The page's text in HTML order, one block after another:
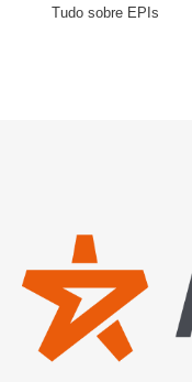
Tudo sobre EPIs